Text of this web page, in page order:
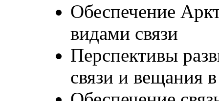
Обеспечение
видами связи
Перспективы
связи и вещания